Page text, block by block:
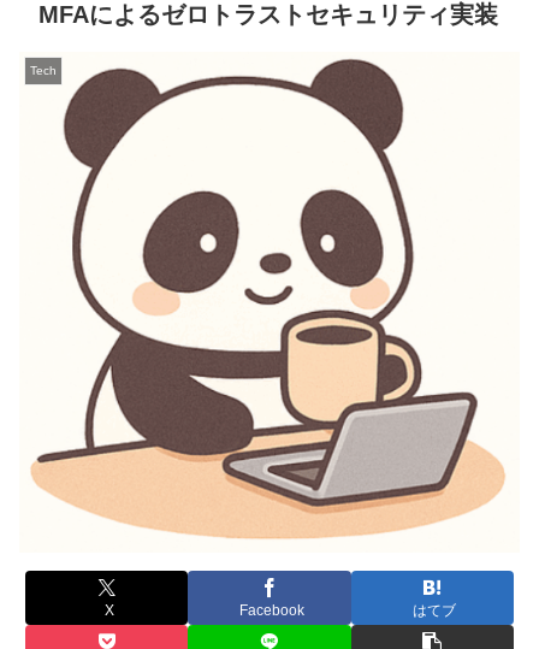
MFAによるゼロトラストセキュリティ実装
Tech
X Facebook はてブ